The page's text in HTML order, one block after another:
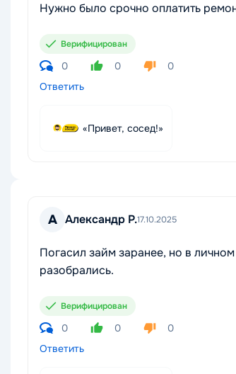
Нужно было срочно оплатить
Верифицирован
0 0
0
Ответить
«Привет, сосед!»
А Александр Р.17.10.2025
Погасил займ заранее, но в
разобрались.
Верифицирован
0 0
0
Ответить